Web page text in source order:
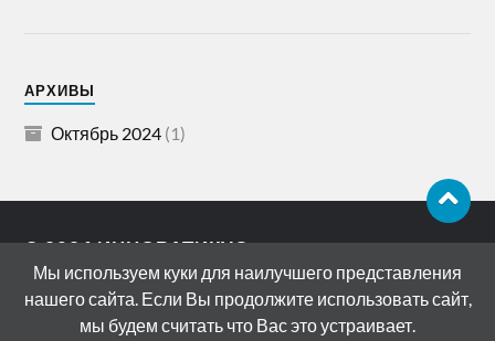
АРХИВЫ
Октябрь 2024 (1)
© 2026ИННОВАТИКУС
АДРЕС: 119072, РОССИЯ, МОСКВА,
БОЛОТНАЯ НАБЕРЕЖНАЯ, ДОМ 15
СТРОЕНИЕ 11
Мы используем куки для наилучшего представления
нашего сайта. Если Вы продолжите использовать сайт,
мы будем считать что Вас это устраивает.